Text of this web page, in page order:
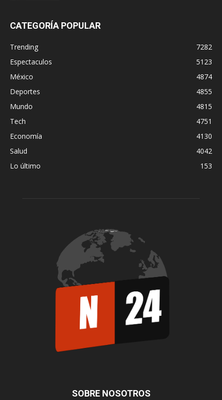
CATEGORÍA POPULAR
Trending
7282
Espectaculos
5123
México
4874
Deportes
4855
Mundo
4815
Tech
4751
Economía
4130
Salud
4042
Lo último
153
SOBRE NOSOTROS